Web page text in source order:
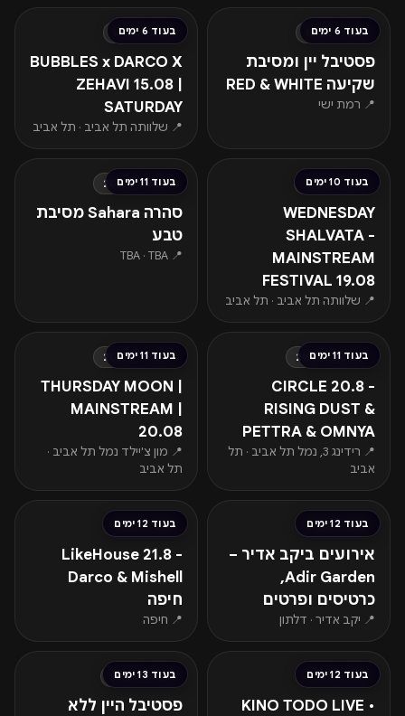
בעוד 6 ימים
שבת · 15.08
פסטיבל יין ומסיבת
שקיעה RED & WHITE
📍 רמת ישי
בעוד 6 ימים
שבת · 15.08
BUBBLES x DARCO X
ZEHAVI 15.08 |
SATURDAY
📍 שלוותה תל אביב · תל אביב
בעוד 10 ימים
רביעי · 19.08
WEDNESDAY
SHALVATA -
MAINSTREAM
FESTIVAL 19.08
📍 שלוותה תל אביב · תל אביב
בעוד 11 ימים
חמישי · 20.08
סהרה Sahara מסיבת
טבע
📍 TBA · TBA
בעוד 11 ימים
חמישי · 20.08
CIRCLE 20.8 -
RISING DUST &
PETTRA & OMNYA
📍 רידינג 3, נמל תל אביב · תל
אביב
בעוד 11 ימים
חמישי · 20.08
THURSDAY MOON |
MAINSTREAM |
20.08
📍 מון צ'יילד נמל תל אביב ·
תל אביב
בעוד 12 ימים
שישי · 21.08
אירועים ביקב אדיר –
Adir Garden,
כרטיסים ופרטים
📍 יקב אדיר · דלתון
בעוד 12 ימים
שישי · 21.08
LikeHouse 21.8 -
Darco & Mishell
חיפה
📍 חיפה
בעוד 12 ימים
שישי · 21.08
KINO TODO LIVE •
בעוד 13 ימים
שבת · 22.08
פסטיבל היין ללא